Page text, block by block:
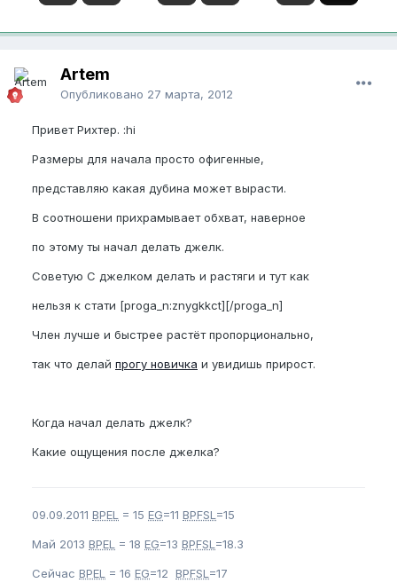
Artem
Опубликовано 27 марта, 2012
Привет Рихтер. :hi
Размеры для начала просто офигенные,
представляю какая дубина может вырасти.
В соотношени прихрамывает обхват, наверное
по этому ты начал делать джелк.
Советую С джелком делать и растяги и тут как
нельзя к стати [proga_n:znygkkct][/proga_n]
Член лучше и быстрее растёт пропорционально,
так что делай прогу новичка и увидишь прирост.
Когда начал делать джелк?
Какие ощущения после джелка?
09.09.2011 BPEL = 15 EG=11 BPFSL =15
Май 2013 BPEL = 18 EG=13 BPFSL =18.3
Сейчас BPEL = 16 EG=12 BPFSL =17